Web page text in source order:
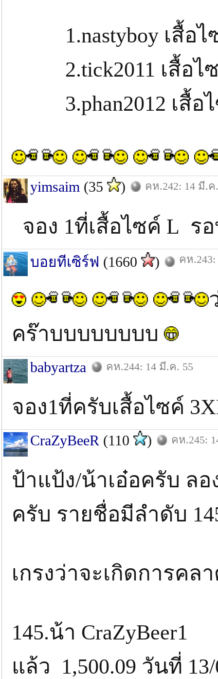
1.nastyboy เสื้อไ
2.tick2011 เสื้อไ
3.phan2012 เสื้อ
yimsaim (35 ) คห.242: 14 มี.ค
จอง 1ที่เสื้อไซค์ L ร
บอยทีเซิร์ฟ (1660 ) คห
คร๊าบบบบบบบบ
babyartza คห.244: 14 มี.ค. 55
จอง1ที่ครับเสื้อไซค์
CraZyBeeR (110 ) คห.245:
ป้าแป้ง/น้าเอ๋อครับ ล
ครับ รายชื่อมีลำดับ
เกรงว่าจะเกิดการคล
145.น้า
แล้ว 1,500.09 วันที่ 13/